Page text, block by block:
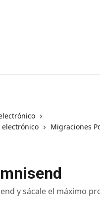
electrónico
Migraciones
y sácale el máximo